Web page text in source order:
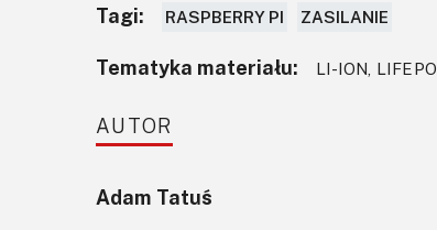
Tagi: RASPBERRY PI ZASILANIE
Tematyka materiału: LI-ION,
AUTOR
Adam Tatuś